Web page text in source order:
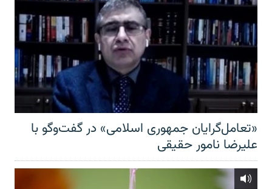
«تعامل‌گرایان جمهوری اسلامی» در گفت‌وگو با
علیرضا نامور حقیقی